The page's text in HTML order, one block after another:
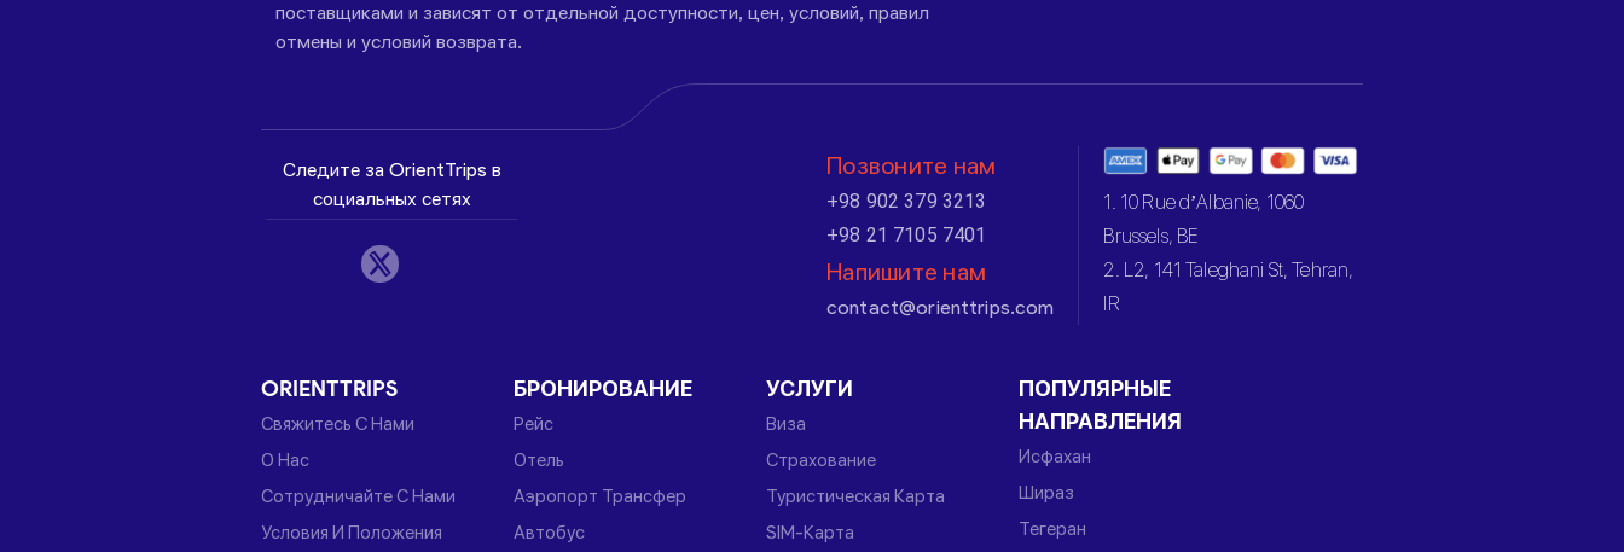
поставщиками и зависят от отдельной доступности, цен, условий, правил
отмены и условий возврата.
Следите за OrientTrips в
социальных сетях
Позвоните нам
+98 902 379 3213
+98 21 7105 7401
Напишите нам
contact@orienttrips.com
1. 10 Rue d’Albanie, 1060
Brussels, BE
2. L2, 141 Taleghani St, Tehran,
IR
ORIENTTRIPS
Свяжитесь С Нами
О Нас
Сотрудничайте С Нами
Условия И Положения
БРОНИРОВАНИЕ
Рейс
Отель
Аэропорт Трансфер
Автобус
УСЛУГИ
Виза
Страхование
Туристическая Карта
SIM-Карта
ПОПУЛЯРНЫЕ
НАПРАВЛЕНИЯ
Исфахан
Шираз
Тегеран